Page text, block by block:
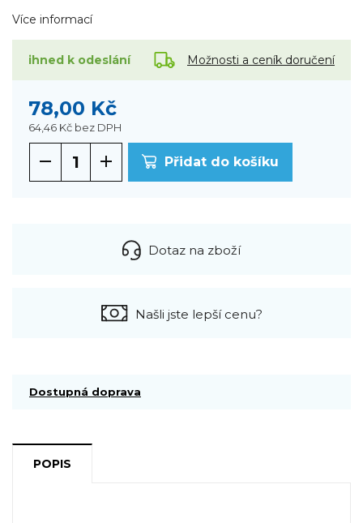
Více informací
ihned k odeslání Možnosti a ceník doručení
78,00 Kč
64,46 Kč bez DPH
Přidat do košíku
Dotaz na zboží
Našli jste lepší cenu?
Dostupná doprava
POPIS